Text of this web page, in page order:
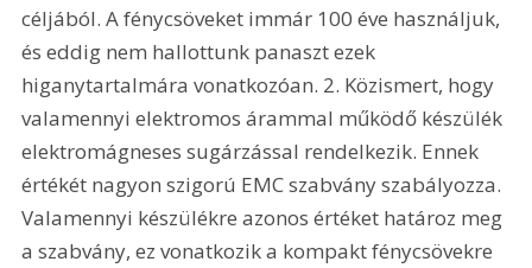
céljából. A fénycsöveket immár 100 éve használjuk,
és eddig nem hallottunk panaszt ezek
higanytartalmára vonatkozóan. 2. Közismert, hogy
valamennyi elektromos árammal működő készülék
elektromágneses sugárzással rendelkezik. Ennek
értékét nagyon szigorú EMC szabvány szabályozza.
Valamennyi készülékre azonos értéket határoz meg
a szabvány, ez vonatkozik a kompakt fénycsövekre